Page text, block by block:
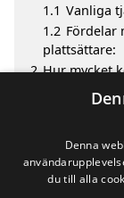
1.1 Vanliga
1.2 Fördelar
plattsättare:
2 Hur mycket
Fördelar
Sök efter
Denna
du till alla